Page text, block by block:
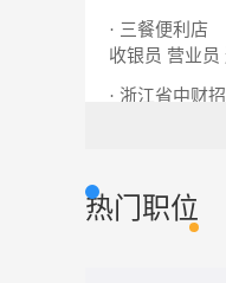
· 三餐便利店
收银员 营业员
· 浙江省中财
热门职位